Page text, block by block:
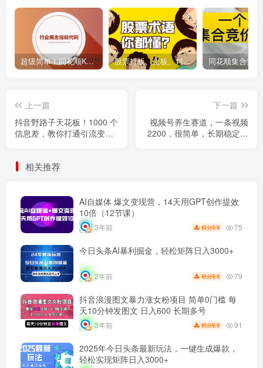
超级简单！同花顺K线界面显示行业概念指标代码图解 股票打板、上板、封板、翘板、炸板是什么意思？炒股你必须懂的暗语！
上一篇
抖音野路子天花板！1000 个
信息差，教你打通引流变现
下一篇
视频号养生赛道，一条视频
2200，很简单，长期稳定可
相关推荐
AI自媒体 爆文变现营，14天用GPT创作提效
10倍（12节课）
3年前 积分9.9 75
今日头条AI暴利掘金，轻松矩阵日入3000+
2年前 积分9.9 79
抖音浪漫图文暴力涨女粉项目 简单0门槛 每
天10分钟发图文 日入600 长期多号
3年前 积分9.9 91
2025年今日头条最新玩法，一键生成爆款，
轻松实现矩阵日入3000+